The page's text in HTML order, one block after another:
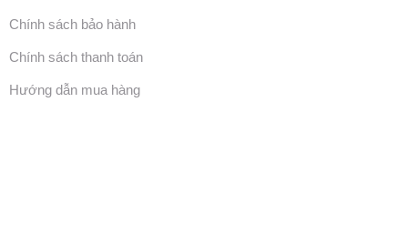
Chính sách bảo hành
Chính sách thanh toán
Hướng dẫn mua hàng